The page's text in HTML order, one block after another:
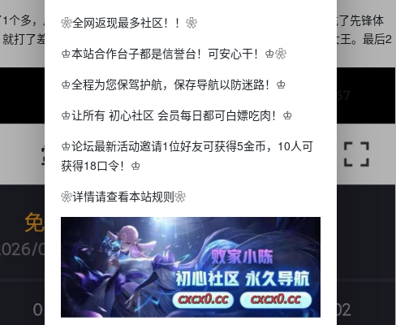
个多，后面已经倒下了，威尼斯也挂了2000，然后搞了200块钱充了先锋体
打了差不多半个小时给爆了，确实可以，女王差一个就5连40倍女王。最后2
❀全网返现最多社区！！❀
♔本站合作台子都是信誉台！可安心干！♔❀
♔全程为您保驾护航，保存导航以防迷路！♔
♔让所有 初心社区 会员每日都可白嫖吃肉！♔
♔论坛最新活动邀请1位好友可获得5金币，10人可
获得18口令！♔
❀详情请查看本站规则❀